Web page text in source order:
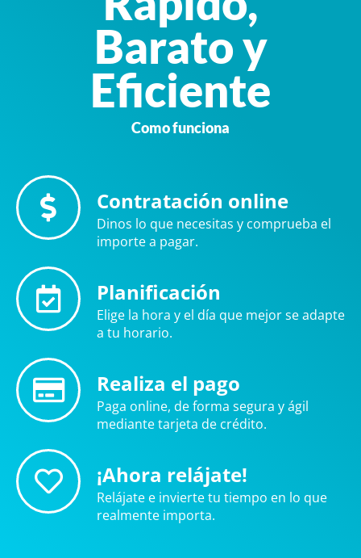
Barato y
Eficiente
Como funciona
Contratación online
Dinos lo que necesitas y comprueba el
importe a pagar.
Planificación
Elige la hora y el día que mejor se adapte
a tu horario.
Realiza el pago
Paga online, de forma segura y ágil
mediante tarjeta de crédito.
¡Ahora relájate!
Relájate e invierte tu tiempo en lo que
realmente importa.